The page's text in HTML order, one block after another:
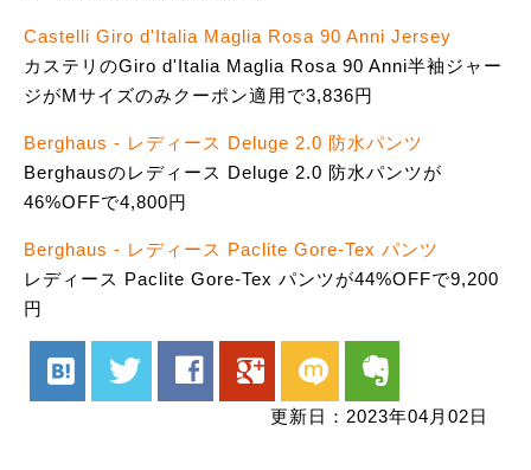
Castelli Giro d'Italia Maglia Rosa 90 Anni Jersey
カステリのGiro d'Italia Maglia Rosa 90 Anni半袖ジャー
ジがMサイズのみクーポン適用で3,836円
Berghaus - レディース Deluge 2.0 防水パンツ
Berghausのレディース Deluge 2.0 防水パンツが
46%OFFで4,800円
Berghaus - レディース Paclite Gore-Tex パンツ
レディース Paclite Gore-Tex パンツが44%OFFで9,200
円
hatenabookmark twitter facebook google mixi evernote
更新日：2023年04月02日